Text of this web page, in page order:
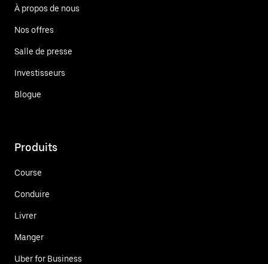
À propos de nous
Nos offres
Salle de presse
Investisseurs
Blogue
Produits
Course
Conduire
Livrer
Manger
Uber for Business